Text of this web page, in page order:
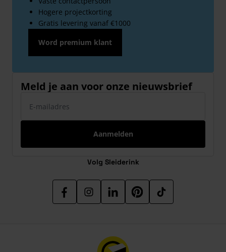
Hogere projectkorting
Gratis levering vanaf €1000
Word premium klant
Meld je aan voor onze nieuwsbrief
Aanmelden
Volg Sleiderink